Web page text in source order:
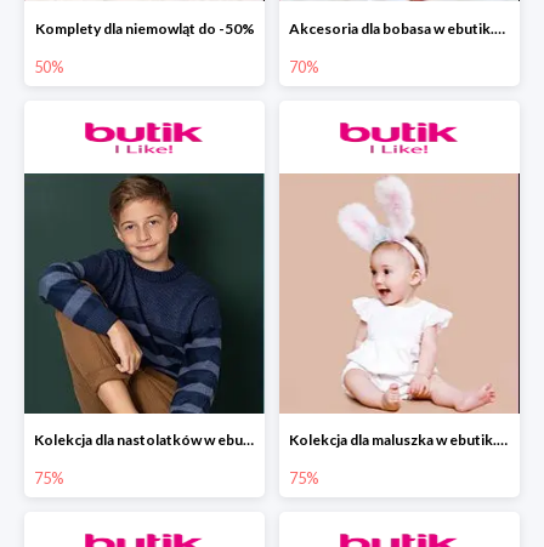
Komplety dla niemowląt do -50%
50%
Akcesoria dla bobasa w ebutik.pl do -70%
70%
Kolekcja dla nastolatków w ebutik.pl do -75%
75%
Kolekcja dla maluszka w ebutik.pl do -75%
75%